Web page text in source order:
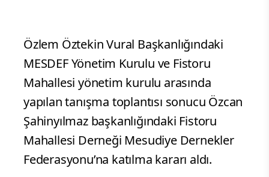
Özlem Öztekin Vural Başkanlığındaki
MESDEF Yönetim Kurulu ve Fistoru
Mahallesi yönetim kurulu arasında
yapılan tanışma toplantısı sonucu Özcan
Şahinyılmaz başkanlığındaki Fistoru
Mahallesi Derneği Mesudiye Dernekler
Federasyonu’na katılma kararı aldı.